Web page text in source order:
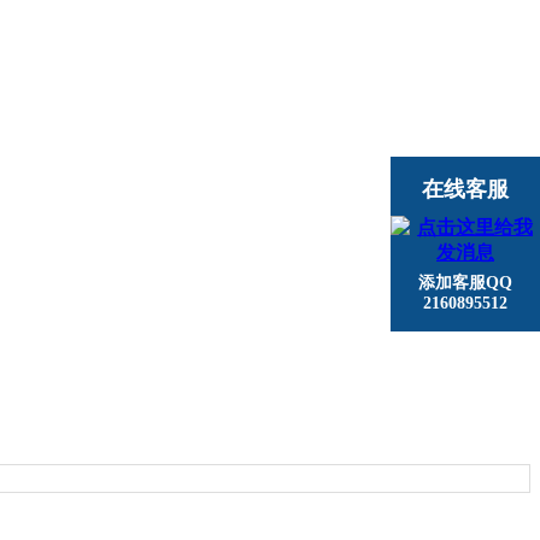
在线客服
添加客服QQ
2160895512